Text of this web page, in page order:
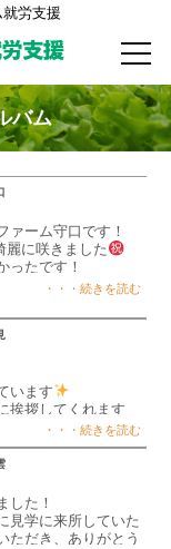
労支援
バム
ァーム守口です！
麗に咲きました
ったです！
ら過ごせそうです！
・・・続きを読む
います
挨拶してくれます
・・・続きを読む
した！
見学に来所していた
ただき、ありがとう